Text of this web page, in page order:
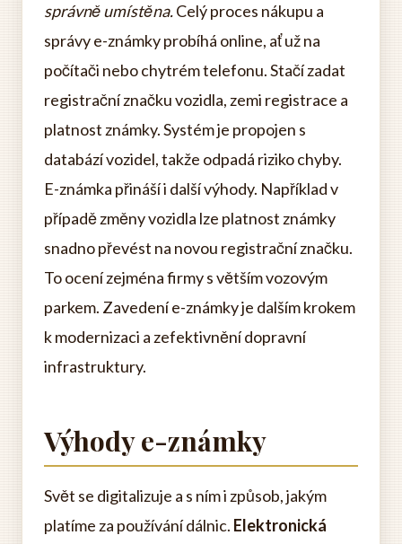
správně umístěna.Celý proces nákupu a
správy e-známky probíhá online, ať už na
počítači nebo chytrém telefonu. Stačí zadat
registrační značku vozidla, zemi registrace a
platnost známky. Systém je propojen s
databází vozidel, takže odpadá riziko chyby.
E-známka přináší i další výhody. Například v
případě změny vozidla lze platnost známky
snadno převést na novou registrační značku.
To ocení zejména firmy s větším vozovým
parkem. Zavedení e-známky je dalším krokem
k modernizaci a zefektivnění dopravní
infrastruktury.
Výhody e-známky
Svět se digitalizuje a s ním i způsob, jakým
platíme za používání dálnic. Elektronická